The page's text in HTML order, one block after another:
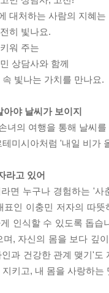
대처하는 사람의 지혜는
히 빛나요.
워 주는
상담사와 함께
빛나는 가치를 만나요.
야 날씨가 보이지
녀의 여행을 통해 날씨
미시아처럼 '내일 비가
라고 있어
면 누구나 경험하는 '
표인 이충민 저자의 따
인식할 수 있도록 돕
며, 자신의 몸을 보다 깊
과 건강한 관계 맺기'
키고, 내 몸을 사랑하는